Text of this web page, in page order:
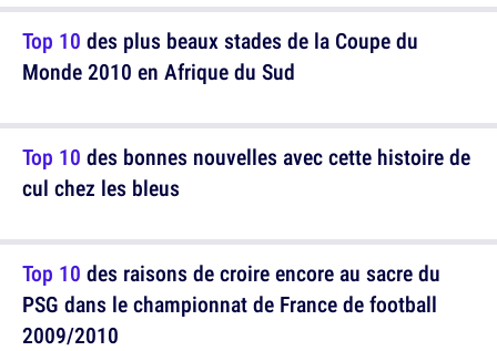
Top 10 des plus beaux stades de la Coupe du
Monde 2010 en Afrique du Sud
Top 10 des raisons de croire encore au sacre du
PSG dans le championnat de France de football
2009/2010
Top 10 des bonnes nouvelles avec cette histoire de
cul chez les bleus